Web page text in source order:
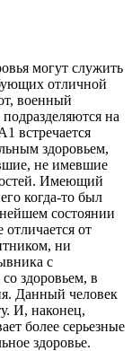
могут служить
отличной
военный
на
встречается
здоровьем,
не имевшие
Имеющий
когда-то был
состоянии
от
ни
с
здоровьем, в
Данный человек
И, наконец,
более серьезные
здоровье.